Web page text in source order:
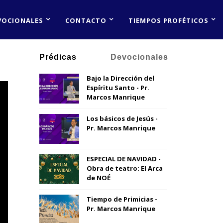
CONTACTO TIEMPOS PROFÉTICOS
Prédicas Devocionales
Bajo la Dirección del
Espíritu Santo - Pr.
Marcos Manrique
Los básicos de Jesús -
Pr. Marcos Manrique
ESPECIAL DE NAVIDAD -
Obra de teatro: El Arca
de NOÉ
Tiempo de Primicias -
Pr. Marcos Manrique